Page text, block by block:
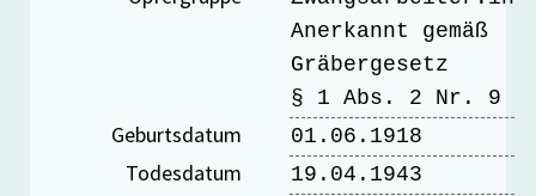
Anerkannt gemäß
Gräbergesetz
§ 1 Abs. 2 Nr. 9
Geburtsdatum 01.06.1918
Todesdatum 19.04.1943